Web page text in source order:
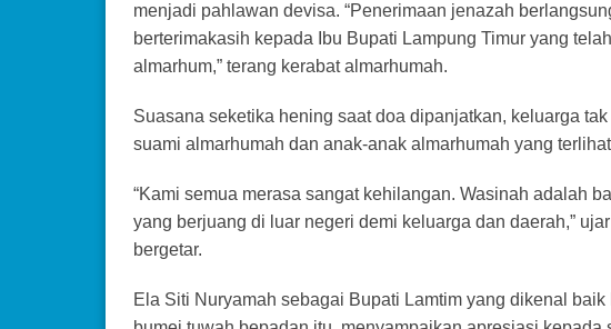
menjadi pahlawan devisa. “Penerimaan jenazah
berterimakasih kepada Ibu Bupati Lampung Timur yang
almarhum,” terang kerabat almarhumah.
Suasana seketika hening saat doa dipanjatkan, keluarga
suami almarhumah dan anak-anak almarhumah yang
“Kami semua merasa sangat kehilangan. Wasinah adalah
yang berjuang di luar negeri demi keluarga dan daerah,”
bergetar.
Ela Siti Nuryamah sebagai Bupati Lamtim yang dikenal